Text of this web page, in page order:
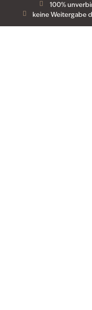
100%
keine Weitergabe